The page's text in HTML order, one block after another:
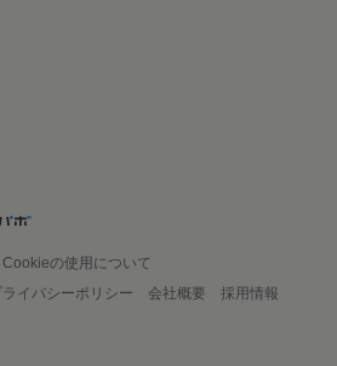
Cookieの使用について
ライバシーポリシー 会社概要
採用情報